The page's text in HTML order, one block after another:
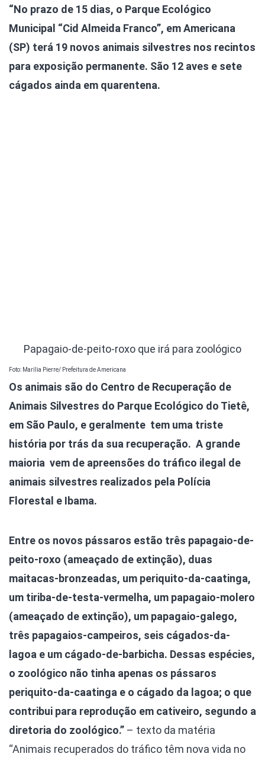
“No prazo de 15 dias, o Parque Ecológico
Municipal “Cid Almeida Franco”, em Americana
(SP) terá 19 novos animais silvestres nos recintos
para exposição permanente. São 12 aves e sete
cágados ainda em quarentena.
Papagaio-de-peito-roxo que irá para zoológico
Foto: Marília Pierre/ Prefeitura de Americana
Os animais são do Centro de Recuperação de
Animais Silvestres do Parque Ecológico do Tietê,
em São Paulo, e geralmente tem uma triste
história por trás da sua recuperação. A grande
maioria vem de apreensões do tráfico ilegal de
animais silvestres realizados pela Polícia
Florestal e Ibama.
Entre os novos pássaros estão três papagaio-de-
peito-roxo (ameaçado de extinção), duas
maitacas-bronzeadas, um periquito-da-caatinga,
um tiriba-de-testa-vermelha, um papagaio-molero
(ameaçado de extinção), um papagaio-galego,
três papagaios-campeiros, seis cágados-da-
lagoa e um cágado-de-barbicha. Dessas espécies,
o zoológico não tinha apenas os pássaros
periquito-da-caatinga e o cágado da lagoa; o que
contribui para reprodução em cativeiro, segundo a
diretoria do zoológico.” – texto da matéria
“Animais recuperados do tráfico têm nova vida no